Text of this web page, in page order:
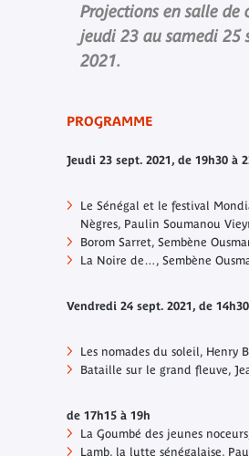
Projections en salle de
jeudi 23 au samedi 25
2021.
PROGRAMME
Jeudi 23 sept. 2021, de 19h30 à
Le Sénégal et le festival
Nègres, Paulin Soumanou
Borom Sarret, Sembène
La Noire de… , Sembène
Vendredi 24 sept. 2021, de
Les nomades du soleil, Henry
Bataille sur le grand fleuve,
de 17h15 à 19h
La Goumbé des jeunes noceurs
Lamb, la lutte sénégalaise,